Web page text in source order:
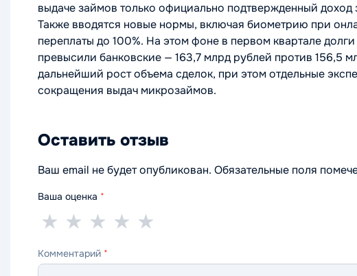
выдаче займов только официально подтвержденный
Также вводятся новые нормы, включая биометрию при
переплаты до 100%. На этом фоне в первом квартале
превысили банковские — 163,7 млрд рублей против 156,5
дальнейший рост объема сделок, при этом отдельные
сокращения выдач микрозаймов.
Оставить отзыв
Ваш email не будет опубликован. Обязательные поля
Ваша оценка *
5
—
★
4
—
★
3
—
★
2
—
★
1
—
★
Комментарий *